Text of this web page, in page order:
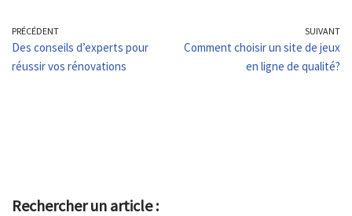
PRÉCÉDENT
Des conseils d’experts pour
réussir vos rénovations
SUIVANT
Comment choisir un site de jeux
en ligne de qualité?
Rechercher un article :